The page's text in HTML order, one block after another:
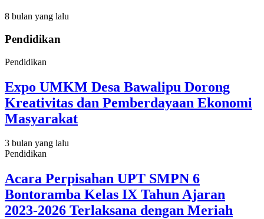
8 bulan yang lalu
Pendidikan
Pendidikan
Expo UMKM Desa Bawalipu Dorong
Kreativitas dan Pemberdayaan Ekonomi
Masyarakat
3 bulan yang lalu
Pendidikan
Acara Perpisahan UPT SMPN 6
Bontoramba Kelas IX Tahun Ajaran
2023-2026 Terlaksana dengan Meriah